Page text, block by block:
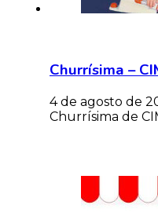
Churrísima –
4 de agosto de
Churrísima de